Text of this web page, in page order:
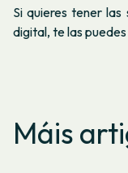
Si quieres tener las
digital, te las
Máis